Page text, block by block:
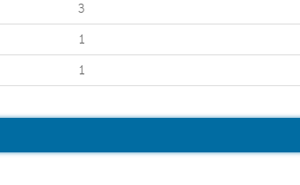
3
1
1